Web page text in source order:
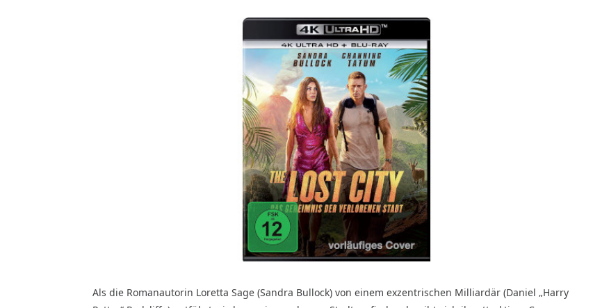
Als die Romanautorin Loretta Sage (Sandra Bullock) von einem exzentrischen Milliardär (Daniel „Harry